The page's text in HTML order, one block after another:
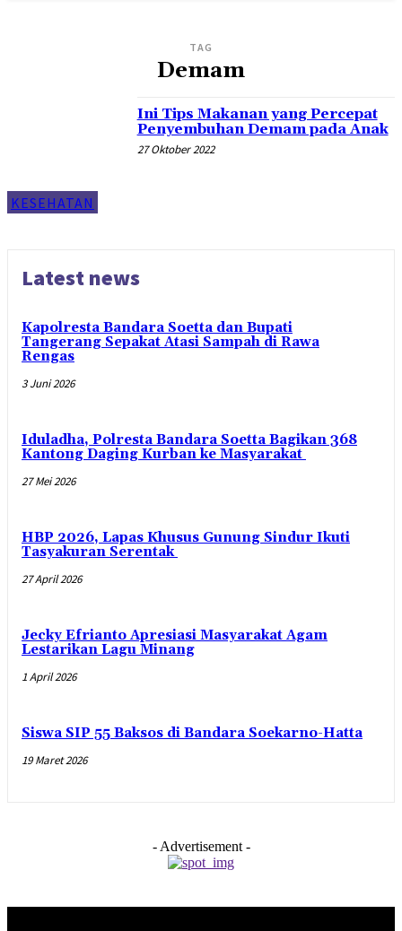
TAG
Demam
KESEHATAN
Ini Tips Makanan yang Percepat
Penyembuhan Demam pada Anak
27 Oktober 2022
Latest news
Kapolresta Bandara Soetta dan Bupati
Tangerang Sepakat Atasi Sampah di Rawa
Rengas
3 Juni 2026
Iduladha, Polresta Bandara Soetta Bagikan 368
Kantong Daging Kurban ke Masyarakat
27 Mei 2026
HBP 2026, Lapas Khusus Gunung Sindur Ikuti
Tasyakuran Serentak
27 April 2026
Jecky Efrianto Apresiasi Masyarakat Agam
Lestarikan Lagu Minang
1 April 2026
Siswa SIP 55 Baksos di Bandara Soekarno-Hatta
19 Maret 2026
- Advertisement -